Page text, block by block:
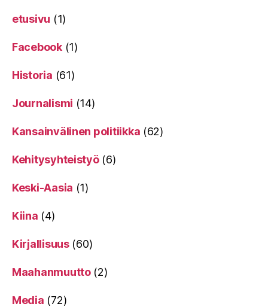
etusivu (1)
Facebook(1)
Historia (61)
Journalismi (14)
Kansainvälinen politiikka (62)
Kehitysyhteistyö(6)
Keski-Aasia (1)
Kiina (4)
Kirjallisuus(60)
Maahanmuutto(2)
Media (72)